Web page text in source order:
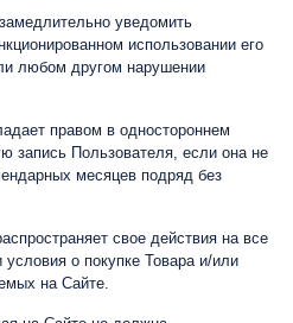
уведомить
использовании его
любом другом нарушении
правом в одностороннем
запись Пользователя, если она не
месяцев подряд без
свое действия на все
о покупке Товара и/или
на Сайте.